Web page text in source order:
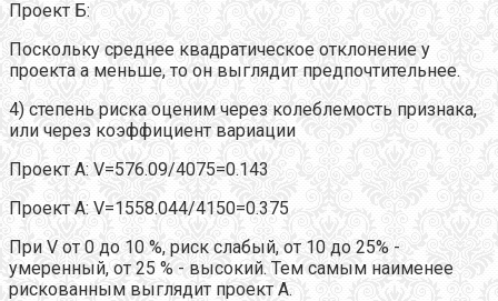
Проект Б:
Поскольку среднее квадратическое отклонение у
проекта а меньше, то он выглядит предпочтительнее.
4) степень риска оценим через колеблемость признака,
или через коэффициент вариации
Проект А: V=576.09/4075=0.143
Проект А: V=1558.044/4150=0.375
При V от 0 до 10 %, риск слабый, от 10 до 25% -
умеренный, от 25 % - высокий. Тем самым наименее
рискованным выглядит проект А.